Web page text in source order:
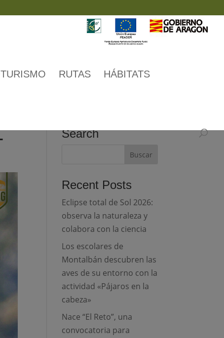
RUTAS HÁBITATS
Search
Recent Posts
Eclipse total de Sol 2026:
observa la naturaleza y
colabora con la ciencia
Los escolares de
Montalbán descubren las
aves de su entorno con la
actividad «Pájaros en la
cabeza»
Nace “El Reto”, una
convocatoria para